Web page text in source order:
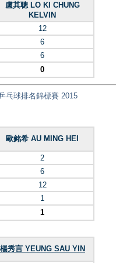
盧其聰 LO KI CHUNG
KELVIN
12
6
6
0
乓球排名錦標賽 2015
歐銘希 AU MING HEI
2
6
12
1
1
楊秀言 YEUNG SAU YIN